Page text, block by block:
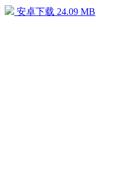
安卓下载 24.09 MB